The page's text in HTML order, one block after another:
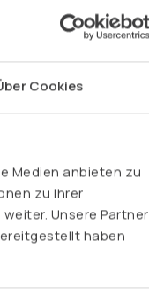
Cookies
Medien anbieten zu
zu Ihrer
Unsere Partner
haben